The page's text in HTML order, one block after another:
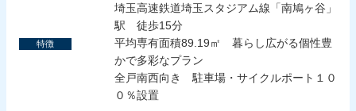
埼玉高速鉄道埼玉スタジアム線「南鳩ヶ谷」
駅 徒歩15分
特徴
平均専有面積89.19㎡ 暮らし広がる個性豊
かで多彩なプラン
全戸南西向き 駐車場・サイクルポート１０
０％設置